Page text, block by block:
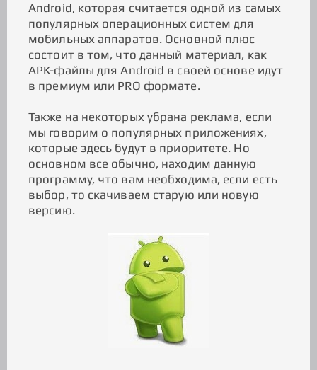
Android, которая считается одной из самых
популярных операционных систем для
мобильных аппаратов. Основной плюс
состоит в том, что данный материал, как
APK-файлы для Android в своей основе идут
в премиум или PRO формате.
Также на некоторых убрана реклама, если
мы говорим о популярных приложениях,
которые здесь будут в приоритете. Но
основном все обычно, находим данную
программу, что вам необходима, если есть
выбор, то скачиваем старую или новую
версию.